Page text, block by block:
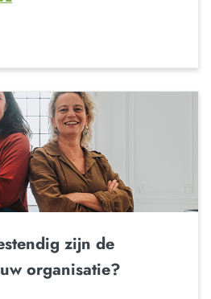
zijn de
organisatie?